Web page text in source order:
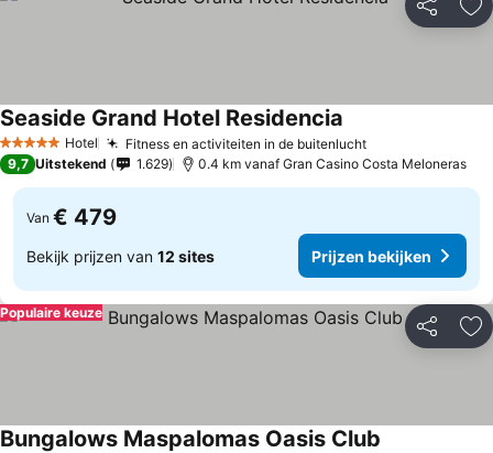
Delen
5 Sterren Hotel Fitness en activiteiten in de buitenluchtPrijzen
Seaside Grand Hotel Residencia
9,7 Uitstekend 1.629 0.4 km vanaf Gran Casino Costa Meloneras
Van € 479
Bekijk prijzen van 12 sites Prijzen bekijken
Delen
Populaire keuze
Bungalows Maspalomas Oasis Club